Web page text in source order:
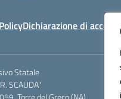
Dichiarazione di
Statale
SCAUDA"